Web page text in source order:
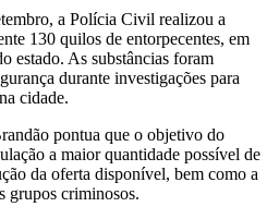
a Polícia Civil realizou a
130 quilos de entorpecentes, em
estado. As substâncias foram
durante investigações para
cidade.
pontua que o objetivo do
a maior quantidade possível de
da oferta disponível, bem como a
grupos criminosos.